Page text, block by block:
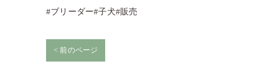
#ブリーダー#子犬#販売
< 前のページ